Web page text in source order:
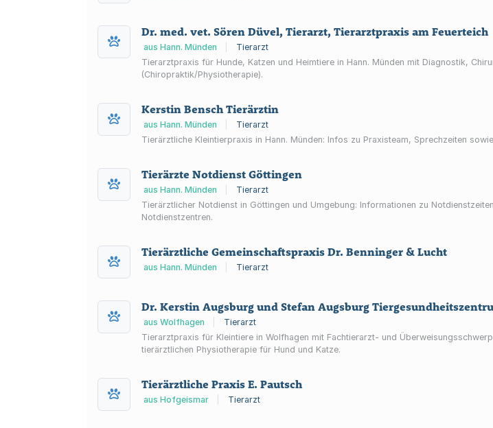
Dr. med. vet. Sören Düvel, Tierarzt, Tierarztpraxis am Feuerteich
aus Hann. Münden
Tierarzt
Tierarztpraxis für Hunde, Katzen und Heimtiere in Hann. Münden mit Diagnostik,
(Chiropraktik/Physiotherapie).
Kerstin Bensch Tierärztin
aus Hann. Münden
Tierarzt
Tierärztliche Kleintierpraxis in Hann. Münden: Infos zu Praxisteam, Sprechzeiten
Tierärzte Notdienst Göttingen
aus Hann. Münden
Tierarzt
Tierärztlicher Notdienst in Göttingen und Umgebung: Informationen zu
Notdienstzentren.
Tierärztliche Gemeinschaftspraxis Dr. Benninger & Lucht
aus Hann. Münden Tierarzt
Dr. Kerstin Augsburg und Stefan Augsburg
aus Wolfhagen
Tierarzt
Tierarztpraxis für Kleintiere in Wolfhagen mit Fachtierarzt- und
tierärztlichen Physiotherapie für Hund und Katze.
Tierärztliche Praxis E. Pautsch
aus Hofgeismar Tierarzt